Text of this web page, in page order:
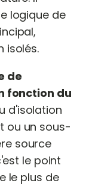
logique de
isolés.
de
fonction du
d'isolation
ou un sous-
source
le point
le plus de